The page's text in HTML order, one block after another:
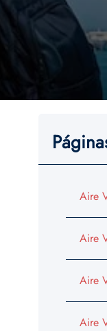
Aire
Aire
Aire
Aire